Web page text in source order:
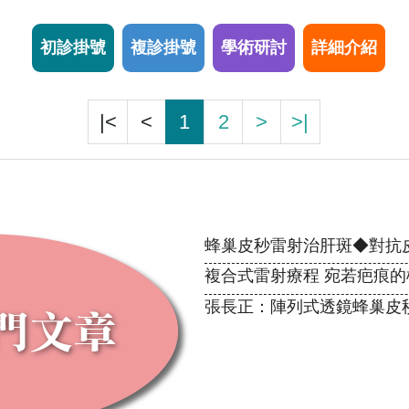
初診掛號 複診掛號 學術研討 詳細介紹
|< < 1 2 > >|
蜂巢皮秒雷射治肝斑◆對抗
複合式雷射療程 宛若疤痕
張長正：陣列式透鏡蜂巢